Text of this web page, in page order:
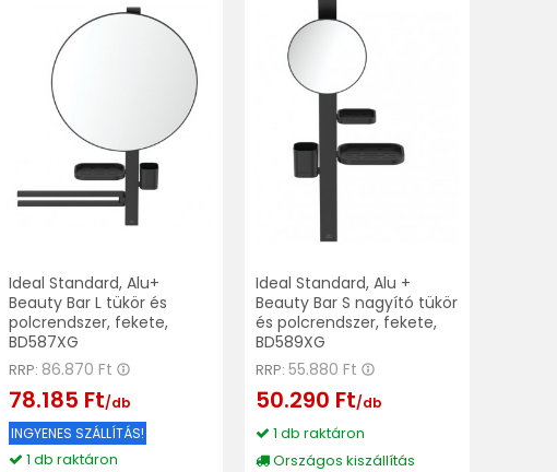
Ideal Standard, Alu+
Beauty Bar L tükör és
polcrendszer, fekete,
BD587XG
RRP: 86.870 Ft
78.185 Ft/db
INGYENES SZÁLLÍTÁS!
1 db raktáron
Ideal Standard, Alu +
Beauty Bar S nagyító tükör
és polcrendszer, fekete,
BD589XG
RRP: 55.880 Ft
50.290 Ft/db
1 db raktáron
Országos kiszállítás